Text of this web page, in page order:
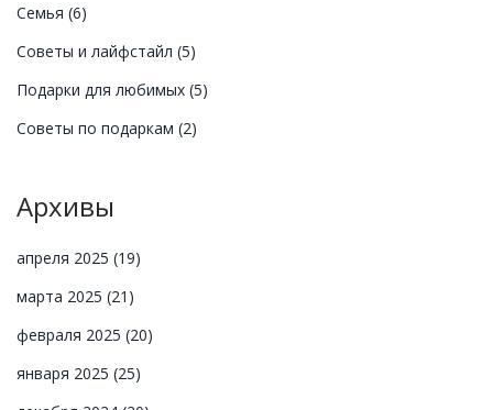
Семья (6)
Советы и лайфстайл (5)
Подарки для любимых (5)
Советы по подаркам (2)
Архивы
апреля 2025 (19)
марта 2025 (21)
февраля 2025 (20)
января 2025 (25)